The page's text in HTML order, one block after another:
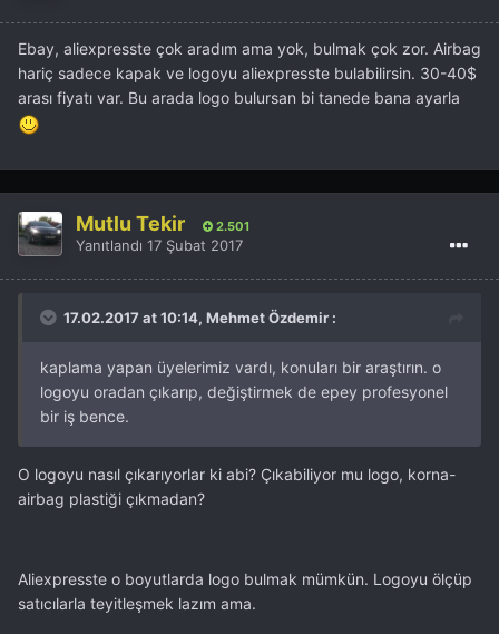
Ebay, aliexpresste çok aradım ama yok, bulmak çok zor. Airbag
hariç sadece kapak ve logoyu aliexpresste bulabilirsin. 30-40$
arası fiyatı var. Bu arada logo bulursan bi tanede bana ayarla
Mutlu Tekir 2.501
Yanıtlandı 17 Şubat 2017
17.02.2017 at 10:14, Mehmet Özdemir :
kaplama yapan üyelerimiz vardı, konuları bir araştırın. o
logoyu oradan çıkarıp, değiştirmek de epey profesyonel
bir iş bence.
O logoyu nasıl çıkarıyorlar ki abi? Çıkabiliyor mu logo, korna-
airbag plastiği çıkmadan?
Aliexpresste o boyutlarda logo bulmak mümkün. Logoyu ölçüp
satıcılarla teyitleşmek lazım ama.